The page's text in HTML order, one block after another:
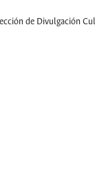
de Divulgación